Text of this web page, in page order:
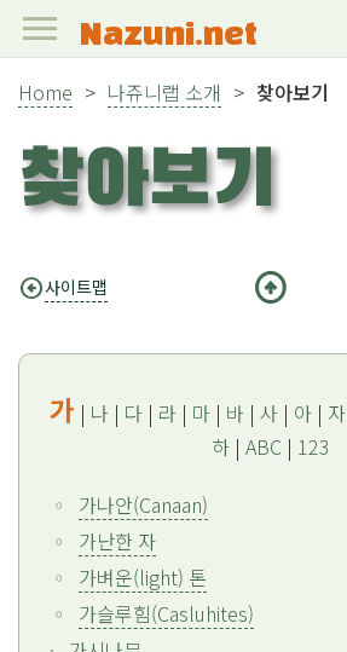
menu Nazuni.net
Home > 나쥬니랩 소개 > 찾아보기
찾아보기
arrow_circle_left사이트맵 arrow_circle_up
가 | 나 | 다 | 라 | 마 | 바 | 사 | 아 | 자
하 | ABC | 123
가나안(Canaan)
가난한 자
가벼운(light) 톤
가슬루힘(Casluhites)